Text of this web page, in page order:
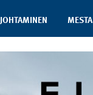
JOHTAMINEN MESTA